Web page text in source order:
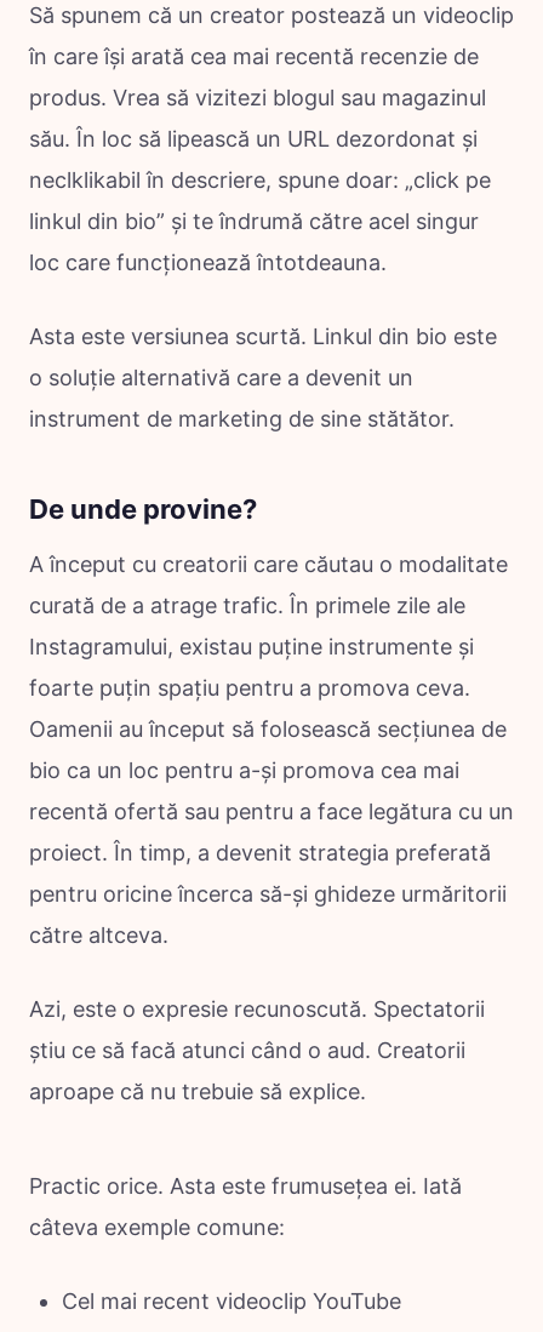
Să spunem că un creator postează un videoclip
în care își arată cea mai recentă recenzie de
produs. Vrea să vizitezi blogul sau magazinul
său. În loc să lipească un URL dezordonat și
neclklikabil în descriere, spune doar: „click pe
linkul din bio” și te îndrumă către acel singur
loc care funcționează întotdeauna.
Asta este versiunea scurtă. Linkul din bio este
o soluție alternativă care a devenit un
instrument de marketing de sine stătător.
De unde provine?
A început cu creatorii care căutau o modalitate
curată de a atrage trafic. În primele zile ale
Instagramului, existau puține instrumente și
foarte puțin spațiu pentru a promova ceva.
Oamenii au început să folosească secțiunea de
bio ca un loc pentru a-și promova cea mai
recentă ofertă sau pentru a face legătura cu un
proiect. În timp, a devenit strategia preferată
pentru oricine încerca să-și ghideze urmăritorii
către altceva.
Azi, este o expresie recunoscută. Spectatorii
știu ce să facă atunci când o aud. Creatorii
aproape că nu trebuie să explice.
Practic orice. Asta este frumusețea ei. Iată
câteva exemple comune:
Cel mai recent videoclip YouTube